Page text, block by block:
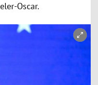
Oscar.